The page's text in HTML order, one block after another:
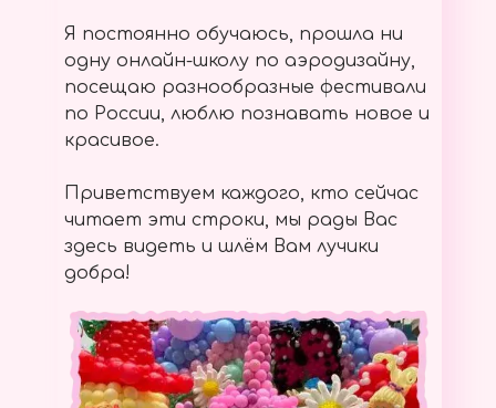
Я постоянно обучаюсь, прошла ни
одну онлайн-школу по аэродизайну,
посещаю разнообразные фестивали
по России, люблю познавать новое и
красивое.
Приветствуем каждого, кто сейчас
читает эти строки, мы рады Вас
здесь видеть и шлём Вам лучики
добра!